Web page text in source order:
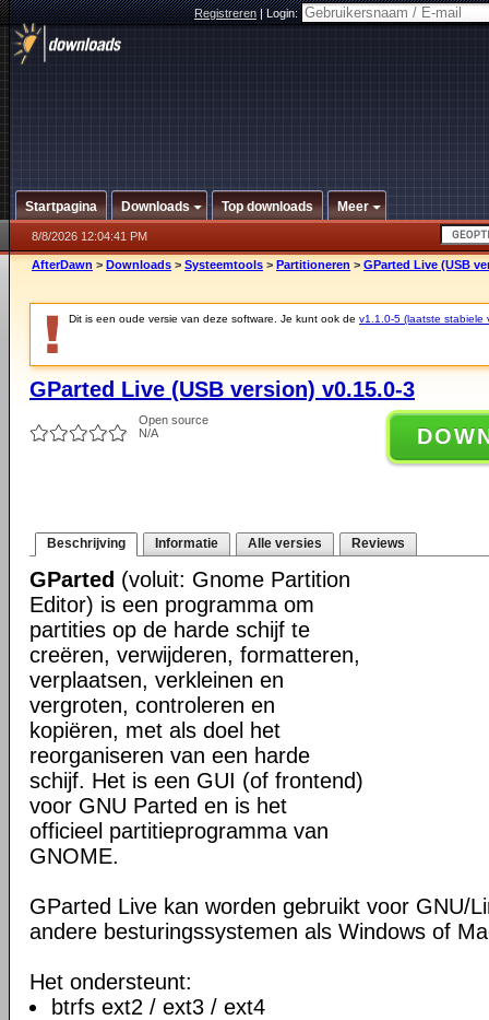
Registreren|Login:
Startpagina Downloads Top downloads Meer
8/8/2026 12:04:41 PM
AfterDawn > Downloads > Systeemtools > Partitioneren > GParted Live (USB
Dit is een oude versie van deze software. Je kunt ook de v1.1.0-5 (laatste stabiele
GParted Live (USB version) v0.15.0-3
Open source
N/A
Beschrijving Informatie Alle versies Reviews
GParted (voluit: Gnome Partition
Editor) is een programma om
partities op de harde schijf te
creëren, verwijderen, formatteren,
verplaatsen, verkleinen en
vergroten, controleren en
kopiëren, met als doel het
reorganiseren van een harde
schijf. Het is een GUI (of frontend)
voor GNU Parted en is het
officieel partitieprogramma van
GNOME.
GParted Live kan worden gebruikt voor GNU/
andere besturingssystemen als Windows of
Het ondersteunt:
btrfs ext2 / ext3 / ext4